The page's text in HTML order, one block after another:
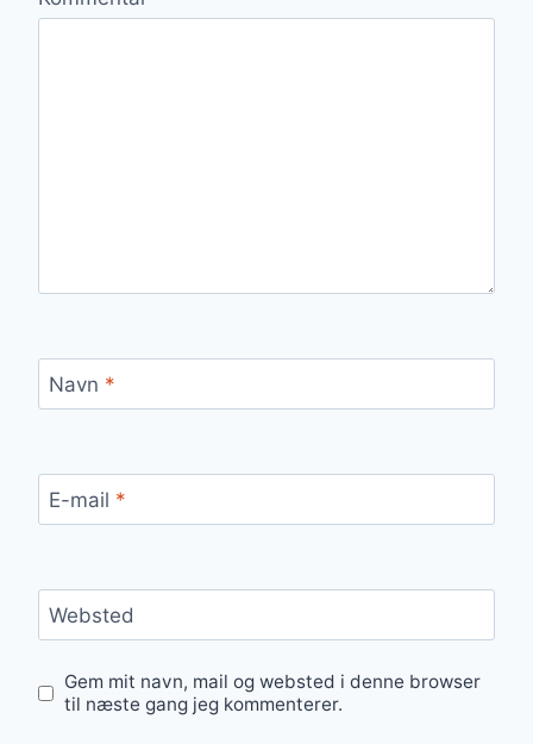
Navn *
E-mail *
Websted
Gem mit navn, mail og websted i denne browser
til næste gang jeg kommenterer.